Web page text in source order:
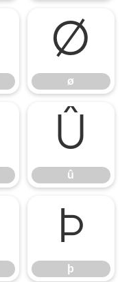
ø
ø
û
û
þ
þ